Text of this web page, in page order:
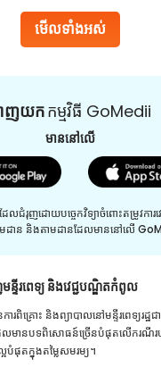
មើលទាំងអស់
ញយកកម្មវិធី GoMedii
មាននៅលើ
ញដោយបច្ចេកវិទ្យាចំពោះតម្រូវការវេ
ដាន និងតាមដានដែលមាននៅលើ
ន្ទីរពេទ្យ និងវេជ្ជបណ្ឌិតកំពូល
រពិគ្រោះ និងព្យាបាលនៅមន្ទីរពេទ្យរដ្ឋជ
មានបទពិសោធន៍ច្រើនបំផុតលើករណីរប
អបំផុតក្នុងតម្លៃសមរម្យ។